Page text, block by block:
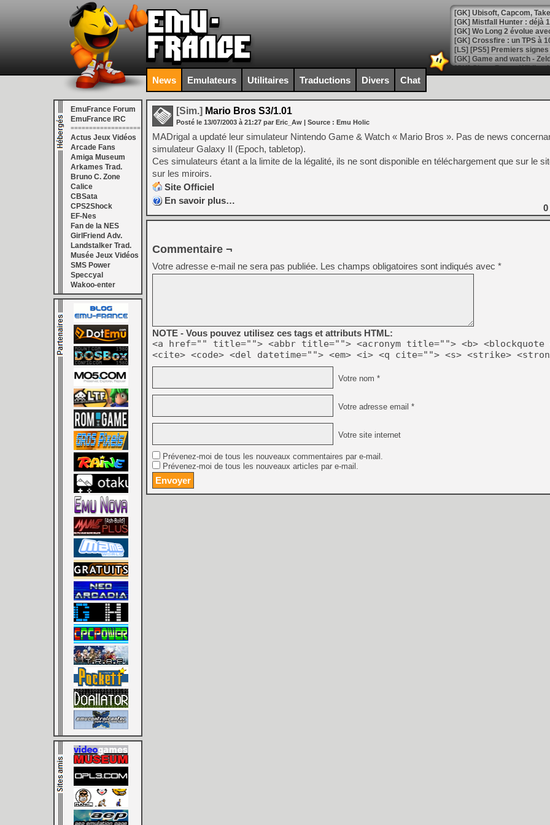
[GK] Mistfall Hunter : déjà
[GK] Wo Long 2 évolue
[GK] Crossfire : un TPS à
[LS] [PS5] Premiers
[Mo5] DOOM arrive en
[GK] Bethesda fête les 30
[GK] Roblox : l'action en
[GK] Agenda - GeForce
[LS] [PS5] ps5-y2jb-
[GK] Pourquoi Marvel
[GK] Test : Restory : Chill
[GK] GTA 6 : Rockstar
[GK] Hot Wheels Infinite
[GK] Mémoire cash -
[GK] Résultats Nintendo :
[GK] Déjà des
[Mo5] Brickboy cherche à
[GK] Minecraft et ses «
[GK] Beast of
[GK] Mémoire cash -
[GK] Dan Houser (GTA)
[GK] Comment EA Sports
[GK] Crimson Moon : un
[GK] Isle of Reveries : le
[GK] Moonlighter 2 : The
[GK] Capcom relance
[GK] Guillermo del Toro
News Emulateurs Utilitaires Traductions Divers Chat
EmuFrance Forum
EmuFrance IRC
===================
Actus Jeux Vidéos
Arcade Fans
Amiga Museum
Arkames Trad.
Bruno C. Zone
Calice
CBSata
CPS2Shock
EF-Nes
Fan de la NES
GirlFriend Adv.
Landstalker Trad.
Musée Jeux Vidéos
SMS Power
Speccyal
Wakoo-enter
[Sim.] Mario Bros S3/1.01
Posté le 13/07/2003 à 21:27 par Eric_Aw | Source : Emu Holic
MADrigal a updaté leur simulateur Nintendo Game & Watch « Mario Bros ». Pas de news
simulateur Galaxy II (Epoch, tabletop).
Ces simulateurs étant a la limite de la légalité, ils ne sont disponible en téléchargement que sur le
sur les miroirs.
Site Officiel
En savoir plus…
0
Commentaire ¬
Votre adresse e-mail ne sera pas publiée. Les champs obligatoires sont indiqués avec *
NOTE - Vous pouvez utilisez ces tags et attributs HTML:
<a href="" title=""> <abbr title=""> <acronym title=""> <b> <blockquote
<cite> <code> <del datetime=""> <em> <i> <q cite=""> <s> <strike>
Votre nom *
Votre adresse email *
Votre site internet
Prévenez-moi de tous les nouveaux commentaires par e-mail.
Prévenez-moi de tous les nouveaux articles par e-mail.